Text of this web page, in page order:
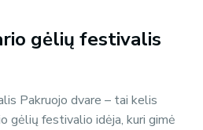
gėlių festivalis
Pakruojo dvare – tai kelis
gėlių festivalio idėja, kuri gimė